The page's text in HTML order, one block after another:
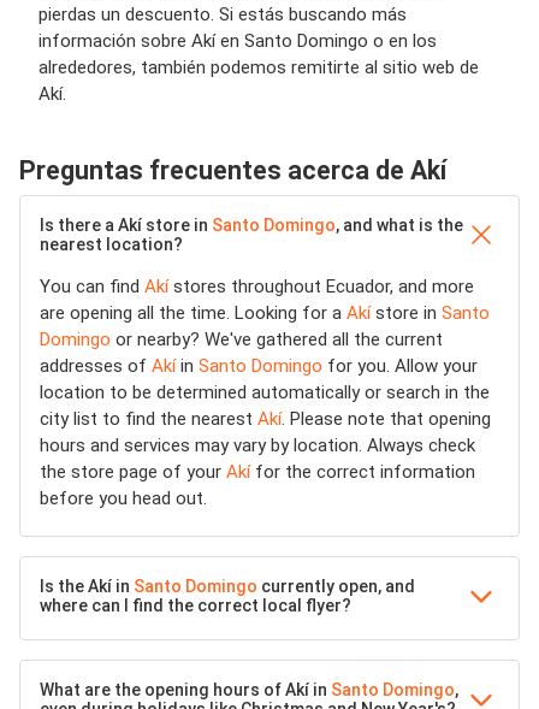
pierdas un descuento. Si estás buscando más
información sobre Akí en Santo Domingo o en los
alrededores, también podemos remitirte al sitio web de
Akí.
Preguntas frecuentes acerca de Akí
Is there a Akí store in Santo Domingo, and what is the
nearest location?
You can find Akístores throughout Ecuador, and more
are opening all the time. Looking for a Akístore in Santo
Domingo or nearby? We've gathered all the current
addresses of Akíin Santo Domingo for you. Allow your
location to be determined automatically or search in the
city list to find the nearest Akí. Please note that opening
hours and services may vary by location. Always check
the store page of your Akífor the correct information
before you head out.
Is the Akí in Santo Domingo currently open, and
where can I find the correct local flyer?
What are the opening hours of Akí in Santo Domingo,